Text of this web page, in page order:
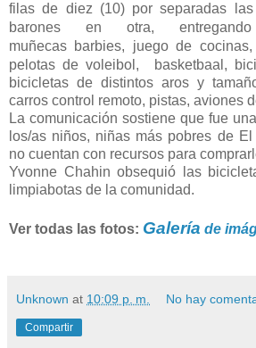
filas de diez (10) por separadas
barones en otra, entregando
muñecas barbies, juego de
pelotas devoleibol, basketbaal,
bicicletas de distintos aros y
carros control remoto, pistas, aviones
La comunicación sostiene que fue
los/as niños, niñas más pobres de
no cuentan con recursos para
Yvonne Chahin obsequió las
limpiabotas de la comunidad.
Ver todas las fotos: Galería de
Unknown at 10:09 p. m. No hay
Compartir